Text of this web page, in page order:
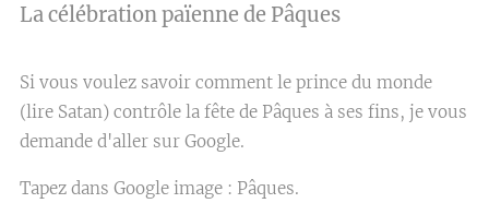
La célébration païenne de Pâques
Si vous voulez savoir comment le prince du monde
(lire Satan) contrôle la fête de Pâques à ses fins, je vous
demande d'aller sur Google.
Tapez dans Google image : Pâques.